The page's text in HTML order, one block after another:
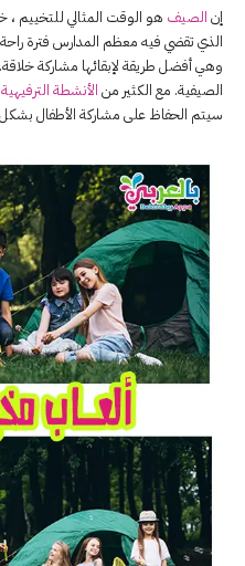
إن الصيف هو الوقت المثالي للتخييم ،
الذي تقضي فيه معظم المدارس فترة
وهي أفضل طريقة لإبقائها مشاركة
الصيفية. مع الكثير من الأنشطة الترفيهية
سيتم الحفاظ على مشاركة الأطفال